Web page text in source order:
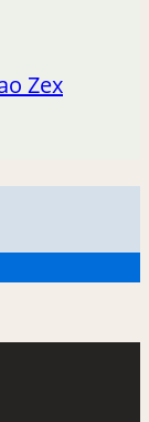
Zex